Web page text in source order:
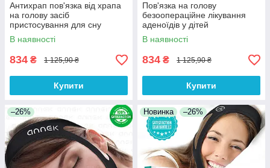
Антихрап пов'язка від храпа
на голову засіб
пристосування для сну
універсальний для лікування
храпа та Toshort
В наявності
834 ₴ 1 125,90 ₴
Купити
Пов'язка на голову
безоопераційне лікування
аденоїдів у дітей
пристосування засіб проти
аденоїдів
В наявності
834 ₴ 1 125,90 ₴
Купити
–26% Новинка –26%